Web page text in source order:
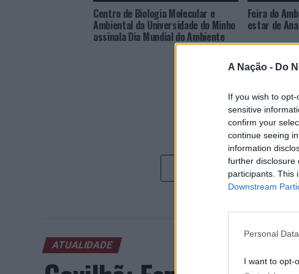
A Nação - Do
If you wish to
sensitive
confirm your
continue seeing
information
further disclosure
participants. This
Downstream
Personal
I want to opt-
Centro de Biologia Molecular e
Ambiental da Universidade do Minho
assinala Dia Mundial do Ambiente
Feira do
estar de
ATUALIDADE